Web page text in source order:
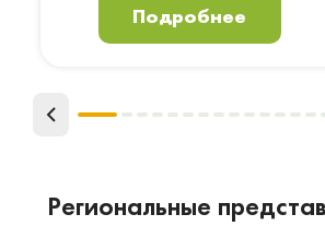
Подробнее
Региональные